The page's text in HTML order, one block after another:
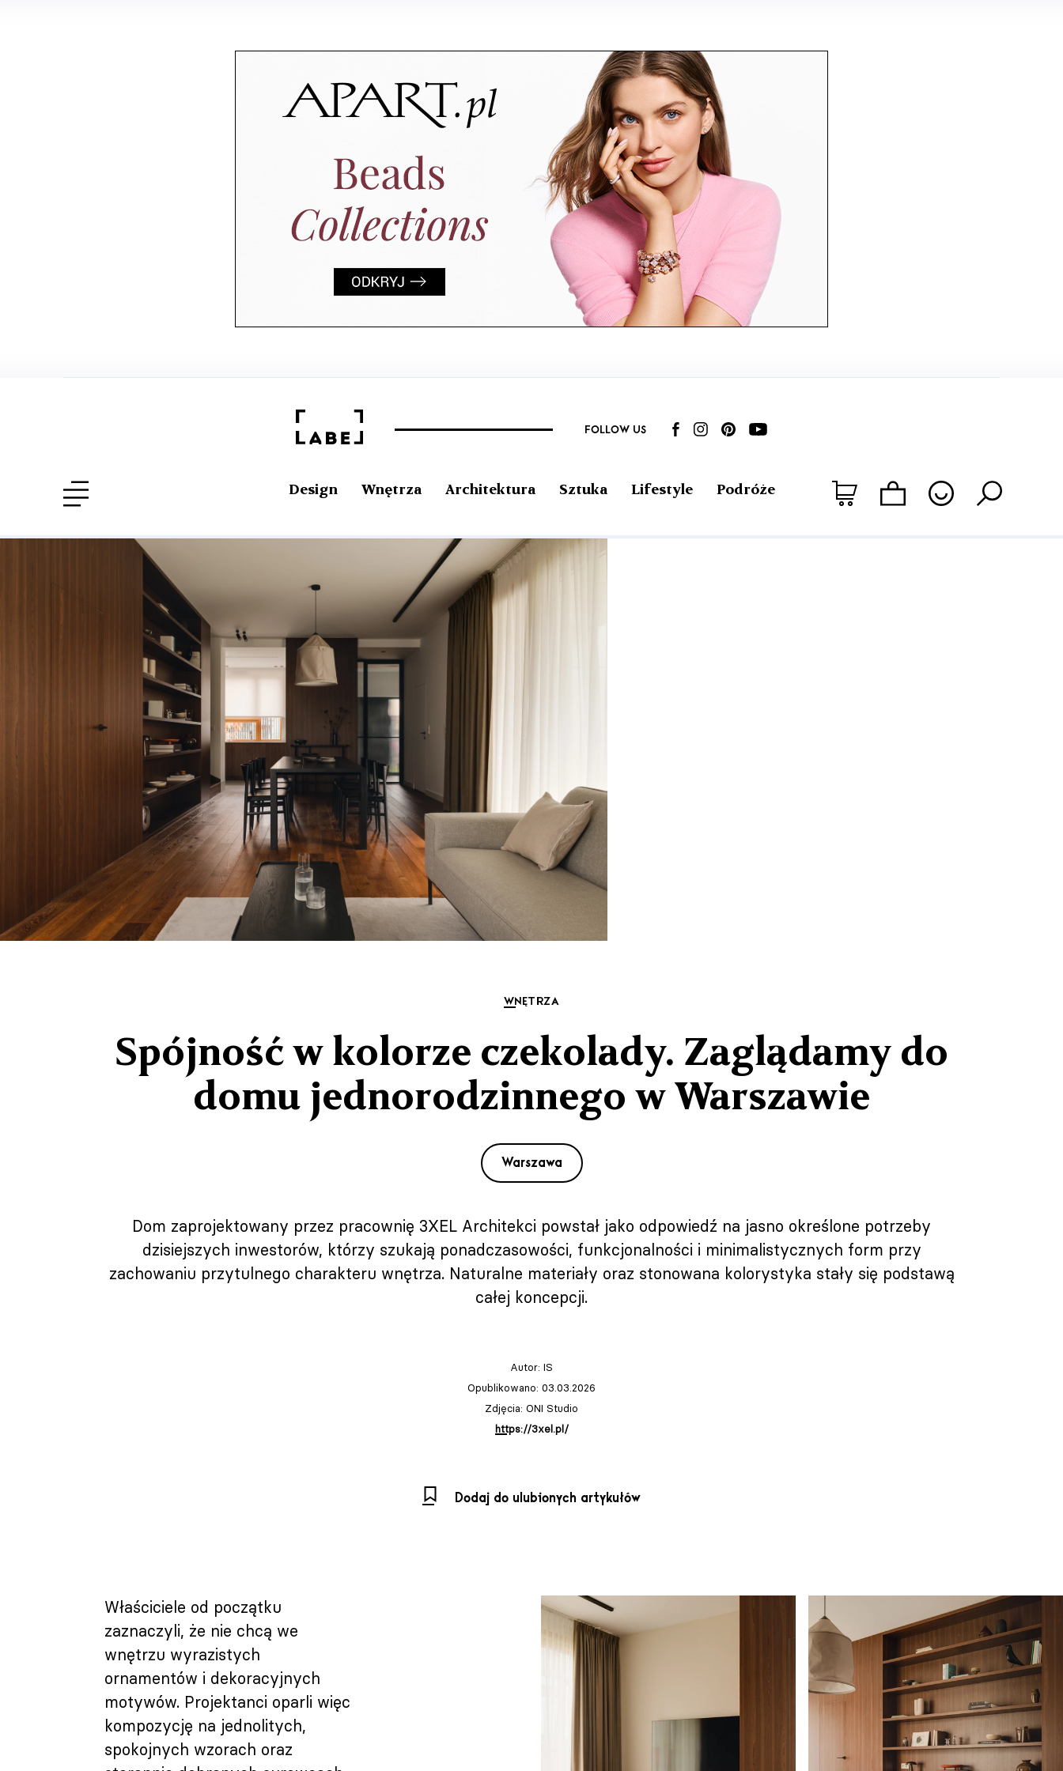
FOLLOW US
Design Wnętrza Architektura Sztuka Lifestyle Podróże
WNĘTRZA
Spójność w kolorze czekolady. Zaglądamy do
domu jednorodzinnego w Warszawie
Warszawa
Dom zaprojektowany przez pracownię 3XEL Architekci powstał jako odpowiedź na jasno określone potrzeby
dzisiejszych inwestorów, którzy szukają ponadczasowości, funkcjonalności i minimalistycznych form przy
zachowaniu przytulnego charakteru wnętrza. Naturalne materiały oraz stonowana kolorystyka stały się podstawą
całej koncepcji.
Autor: IS
Opublikowano: 03.03.2026
Zdjęcia: ONI Studio
https://3xel.pl/
Dodaj do ulubionych artykułów
Właściciele od początku
zaznaczyli, że nie chcą we
wnętrzu wyrazistych
ornamentów i dekoracyjnych
motywów. Projektanci oparli więc
kompozycję na jednolitych,
spokojnych wzorach oraz